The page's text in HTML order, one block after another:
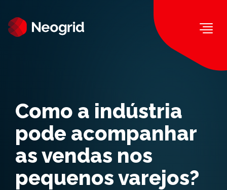
Como a indústria
pode acompanhar
as vendas nos
pequenos varejos?